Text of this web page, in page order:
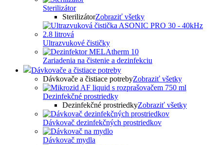
Sterilizátor
SterilizátorZobraziť všetky
Ultrazvukové čističky
Zariadenia na čistenie a dezinfekciu
Dávkovače a čistiace potreby
Dávkovače a čistiace potrebyZobraziť všetky
Dezinfekčné prostriedky
Dezinfekčné prostriedkyZobraziť všetky
Dávkovač dezinfekčných prostriedkov
Dávkovač mydla